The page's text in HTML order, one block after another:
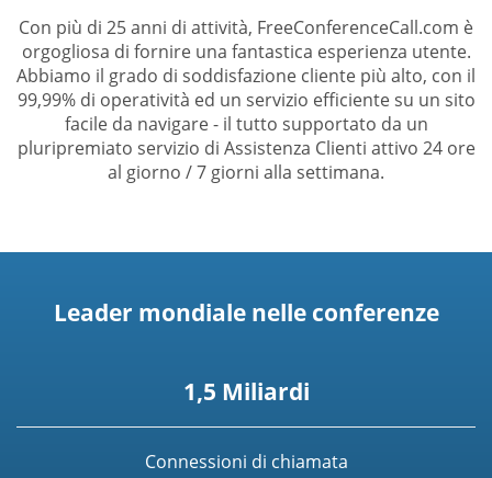
Con più di 25 anni di attività, FreeConferenceCall.com è
orgogliosa di fornire una fantastica esperienza utente.
Abbiamo il grado di soddisfazione cliente più alto, con il
99,99% di operatività ed un servizio efficiente su un sito
facile da navigare - il tutto supportato da un
pluripremiato servizio di Assistenza Clienti attivo 24 ore
al giorno / 7 giorni alla settimana.
Leader mondiale nelle conferenze
1,5 Miliardi
Connessioni di chiamata